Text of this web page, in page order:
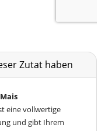
Zutat haben
eine vollwertige
und gibt Ihrem